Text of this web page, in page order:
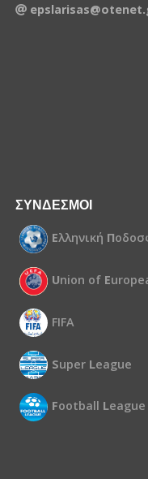
ΣΥΝΔΕΣΜΟΙ
Ελληνική Π
Union of E
FIFA
Super League
Football League